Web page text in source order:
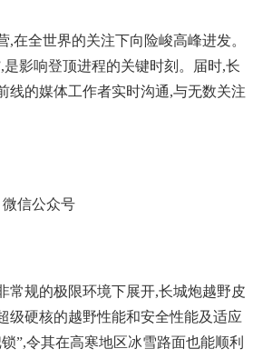
在全世界的关注下向险峻高峰进发。
影响登顶进程的关键时刻。届时,长
线的媒体工作者实时沟通,与无数关注
信公众号
常规的极限环境下展开,长城炮越野皮
级硬核的越野性能和安全性能及适应
”,令其在高寒地区冰雪路面也能顺利